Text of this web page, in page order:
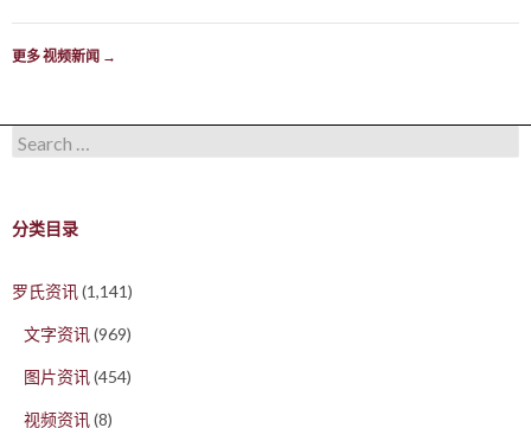
更多 视频新闻 →
Search for:
分类目录
罗氏资讯(1,141)
文字资讯(969)
图片资讯(454)
视频资讯(8)